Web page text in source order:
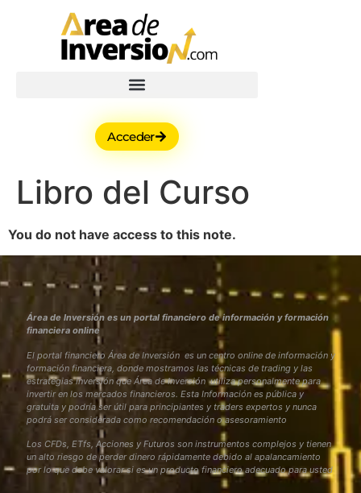
Acceder
Libro del Curso
You do not have access to this note.
Área de Inversión es un portal financiero de información y formación
financiera online
El portal financiero Área de Inversión es un centro online de información y
formación financiera, donde mostramos las técnicas de trading y las
estrategias inversión que Área de Inversión utiliza personalmente para
invertir en los mercados financieros. Esta Información es pública y
gratuita y podría ser útil para principiantes y traders expertos y nunca
podrá ser considerada como recomendación o asesoramiento
Los CFDs, ETfs, Acciones y Futuros son instrumentos complejos y tienen
un alto riesgo de perder dinero rápidamente debido al apalancamiento
por lo que debe valorar si es un producto financiero adecuado para usted